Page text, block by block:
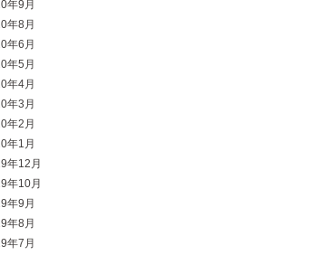
年9月
年8月
年6月
年5月
年4月
年3月
年2月
年1月
年12月
年10月
年9月
年8月
年7月